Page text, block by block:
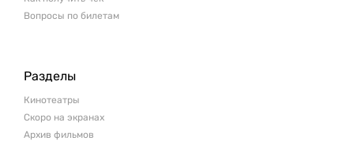
Вопросы по билетам
Разделы
Кинотеатры
Скоро на экранах
Архив фильмов